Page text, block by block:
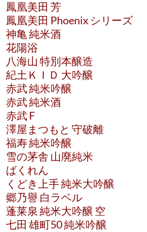
鳳凰美田 芳
鳳凰美田 Phoenix シリーズ
神亀 純米酒
花陽浴
八海山 特別本醸造
紀土ＫＩＤ 大吟醸
赤武 純米吟醸
赤武 純米酒
赤武 F
澤屋まつもと 守破離
福寿 純米吟醸
雪の茅舎 山廃純米
ばくれん
くどき上手 純米大吟醸
郷乃譽 白ラベル
蓬莱泉 純米大吟醸 空
七田 雄町50 純米吟醸